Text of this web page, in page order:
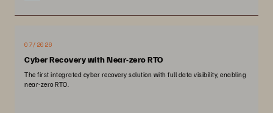
07/2026
Cyber Recovery with Near-zero RTO
The first integrated cyber recovery solution with full data visibility, enabling
near-zero RTO.